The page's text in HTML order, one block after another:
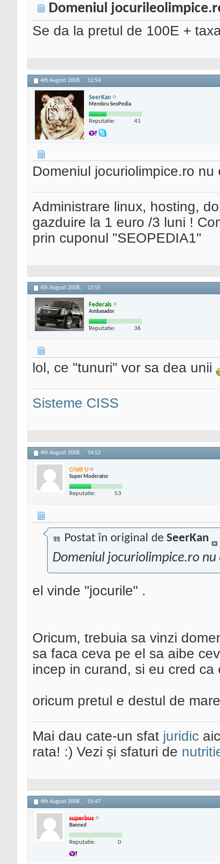
Domeniul
Se da la pretul de 100E +
4th August 2008, 12:54
SeerKan
Membru SeoPedia
Reputatie: 41
Domeniul jocuriolimpice.ro nu
Administrare linux, hosting,
gazduire la 1 euro /3 luni !
prin cuponul "SEOPEDIA1"
4th August 2008, 12:55
Federals
Ambasador
Reputatie: 36
lol, ce "tunuri" vor sa dea unii
Sisteme CISS
4th August 2008, 14:52
Cristi U
Super Moderator
Reputatie: 53
Postat în original de SeerKan
Domeniul jocuriolimpice.ro
el vinde "jocurile" .
Oricum, trebuia sa vinzi
sa faca ceva pe el sa aibe
incep in curand, si eu cred ca
oricum pretul e destul de
Mai dau cate-un sfat juridic
rata! :) Vezi și sfaturi de
4th August 2008, 15:47
superbus
Banned
Reputatie: 0